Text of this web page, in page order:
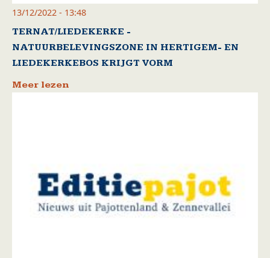
13/12/2022 - 13:48
TERNAT/LIEDEKERKE -
NATUURBELEVINGSZONE IN HERTIGEM- EN
LIEDEKERKEBOS KRIJGT VORM
Meer lezen